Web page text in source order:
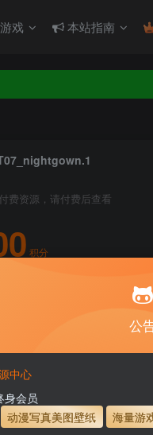
戏 本站指南
费资源，请付费后查看
积分
永久至尊会员 1
会员免费下载资源
公
中心
身会员
动漫写真美图壁纸
海量游